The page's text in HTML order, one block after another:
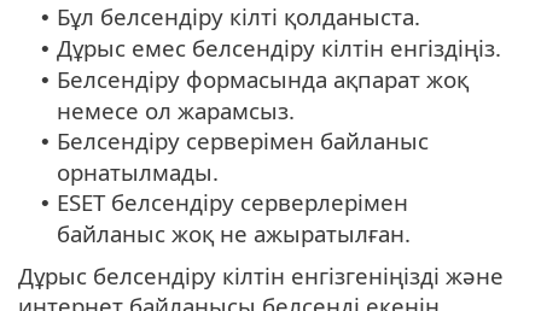
• Бұл белсендіру кілті қолданыста.
• Дұрыс емес белсендіру кілтін енгіздіңіз.
• Белсендіру формасында ақпарат жоқ
немесе ол жарамсыз.
• Белсендіру серверімен байланыс
орнатылмады.
• ESET белсендіру серверлерімен
байланыс жоқ не ажыратылған.
Дұрыс белсендіру кілтін енгізгеніңізді және